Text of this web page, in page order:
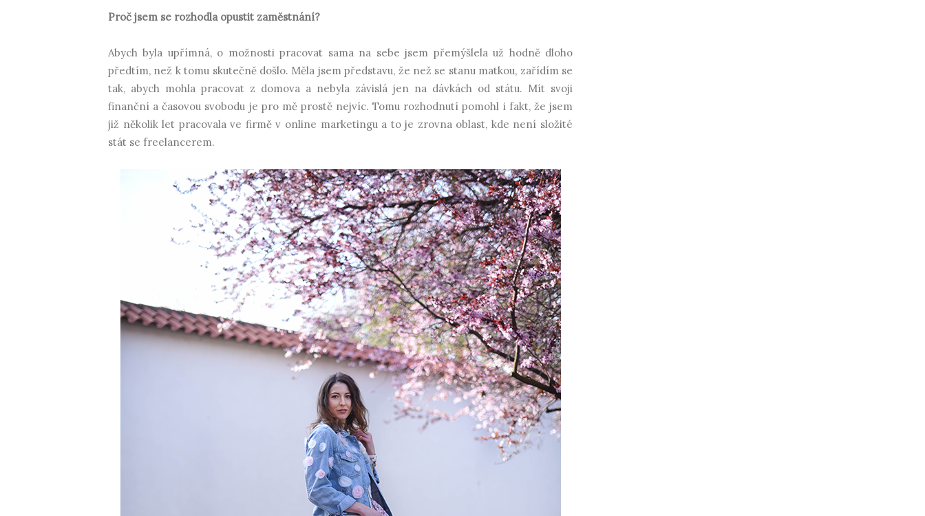
Proč jsem se rozhodla opustit zaměstnání?
Abych byla upřímná, o možnosti pracovat sama na sebe jsem přemýšlela už hodně dloho
předtím, než k tomu skutečně došlo. Měla jsem představu, že než se stanu matkou, zařídím se
tak, abych mohla pracovat z domova a nebyla závislá jen na dávkách od státu. Mít svoji
finanční a časovou svobodu je pro mě prostě nejvíc. Tomu rozhodnutí pomohl i fakt, že jsem
již několik let pracovala ve firmě v online marketingu a to je zrovna oblast, kde není složité
stát se freelancerem.